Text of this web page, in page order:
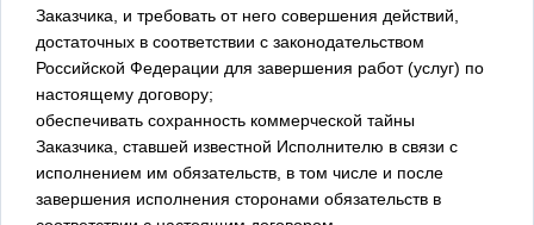
Заказчика, и требовать от него совершения действий,
достаточных в соответствии с законодательством
Российской Федерации для завершения работ (услуг) по
настоящему договору;
обеспечивать сохранность коммерческой тайны
Заказчика, ставшей известной Исполнителю в связи с
исполнением им обязательств, в том числе и после
завершения исполнения сторонами обязательств в